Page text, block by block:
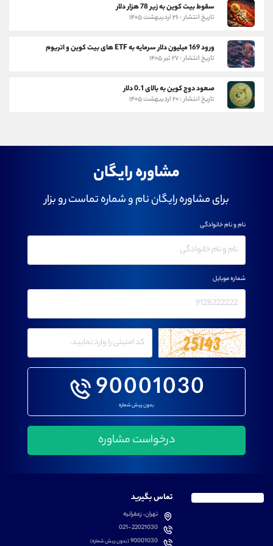
سقوط بیت کوین به زیر 78 هزار دلار
تاریخ انتشار : ۲۶ اردیبهشت ۱۴۰۵
ورود 169 میلیون دلار سرمایه به ETF های بیت کوین و اتریوم
تاریخ انتشار : ۲۷ تیر ۱۴۰۵
صعود دوج کوین به بالای 0.1 دلار
تاریخ انتشار : ۲۰ اردیبهشت ۱۴۰۵
مشاوره رایگان
برای مشاوره رایگان نام و شماره تماست رو بزار
90001030
بدون پیش شماره
نام و نام خانوادگی
شماره موبایل
تماس بگیرید
تهران، زعفرانیه
021-22021030
90001030(بدون پیش شماره)